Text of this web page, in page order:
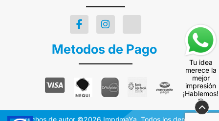
Metodos de Pago
Tu idea
merece la
mejor
impresión
¡Hablemos!
🎯
Derechos de autor ©2026 ImprimaYa. Todos los derechos